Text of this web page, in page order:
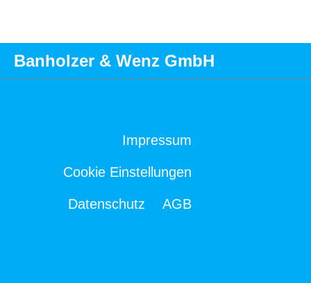
Banholzer & Wenz GmbH
Impressum
Cookie Einstellungen
Datenschutz AGB